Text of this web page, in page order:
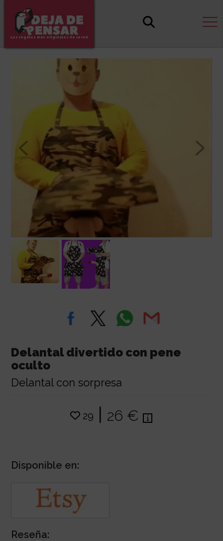
Los regalos más originales de la red
Delantal divertido con pene
oculto
Delantal con sorpresa
29 | 26 €
Disponible en:
Reseña: